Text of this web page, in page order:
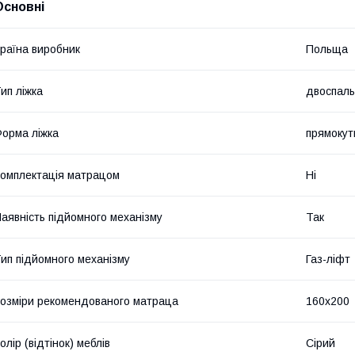
виробник Польща
ліжка
ліжка
матрацом Ні
підйомного механізму Так
підйомного механізму Газ-ліфт
рекомендованого матраца 160х200
(відтінок) меблів Сірий